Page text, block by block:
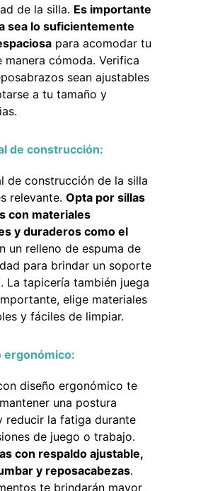
de la silla. Es importante
sea lo suficientemente
para acomodar tu
manera cómoda. Verifica
sean ajustables
a tu tamaño y
de construcción:
de construcción de la silla
relevante. Opta por sillas
con materiales
y duraderos como el
un relleno de espuma de
para brindar un soporte
La tapicería también juega
elige materiales
y fáciles de limpiar.
ergonómico:
diseño ergonómico te
una postura
reducir la fatiga durante
de juego o trabajo.
con respaldo ajustable,
y reposacabezas.
te brindarán mayor